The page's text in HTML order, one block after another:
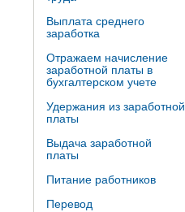
Выплата среднего
заработка
Отражаем начисление
заработной платы в
бухгалтерском учете
Удержания из заработной
платы
Выдача заработной
платы
Питание работников
Перевод